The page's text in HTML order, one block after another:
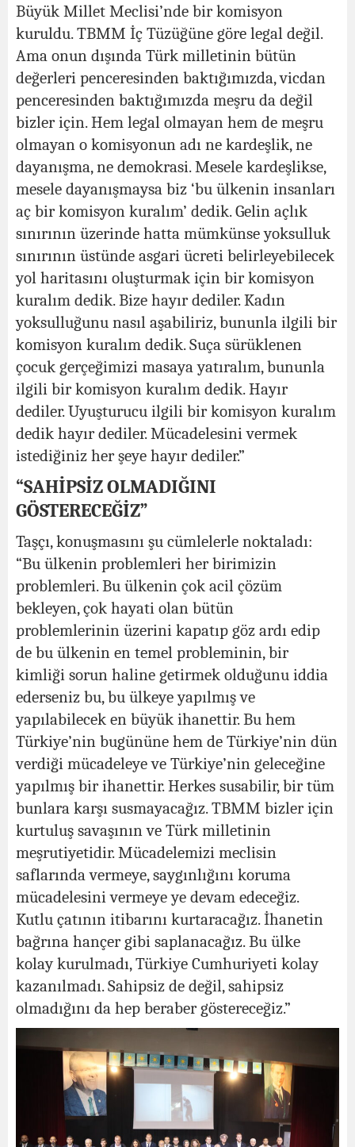
Büyük Millet Meclisi’nde bir komisyon
kuruldu. TBMM İç Tüzüğüne göre legal değil.
Ama onun dışında Türk milletinin bütün
değerleri penceresinden baktığımızda, vicdan
penceresinden baktığımızda meşru da değil
bizler için. Hem legal olmayan hem de meşru
olmayan o komisyonun adı ne kardeşlik, ne
dayanışma, ne demokrasi. Mesele kardeşlikse,
mesele dayanışmaysa biz ‘bu ülkenin insanları
aç bir komisyon kuralım’ dedik. Gelin açlık
sınırının üzerinde hatta mümkünse yoksulluk
sınırının üstünde asgari ücreti belirleyebilecek
yol haritasını oluşturmak için bir komisyon
kuralım dedik. Bize hayır dediler. Kadın
yoksulluğunu nasıl aşabiliriz, bununla ilgili bir
komisyon kuralım dedik. Suça sürüklenen
çocuk gerçeğimizi masaya yatıralım, bununla
ilgili bir komisyon kuralım dedik. Hayır
dediler. Uyuşturucu ilgili bir komisyon kuralım
dedik hayır dediler. Mücadelesini vermek
istediğiniz her şeye hayır dediler.”
“SAHİPSİZ OLMADIĞINI
GÖSTERECEĞİZ”
Taşçı, konuşmasını şu cümlelerle noktaladı:
“Bu ülkenin problemleri her birimizin
problemleri. Bu ülkenin çok acil çözüm
bekleyen, çok hayati olan bütün
problemlerinin üzerini kapatıp göz ardı edip
de bu ülkenin en temel probleminin, bir
kimliği sorun haline getirmek olduğunu iddia
ederseniz bu, bu ülkeye yapılmış ve
yapılabilecek en büyük ihanettir. Bu hem
Türkiye’nin bugününe hem de Türkiye’nin dün
verdiği mücadeleye ve Türkiye’nin geleceğine
yapılmış bir ihanettir. Herkes susabilir, bir tüm
bunlara karşı susmayacağız. TBMM bizler için
kurtuluş savaşının ve Türk milletinin
meşrutiyetidir. Mücadelemizi meclisin
saflarında vermeye, saygınlığını koruma
mücadelesini vermeye ye devam edeceğiz.
Kutlu çatının itibarını kurtaracağız. İhanetin
bağrına hançer gibi saplanacağız. Bu ülke
kolay kurulmadı, Türkiye Cumhuriyeti kolay
kazanılmadı. Sahipsiz de değil, sahipsiz
olmadığını da hep beraber göstereceğiz.”